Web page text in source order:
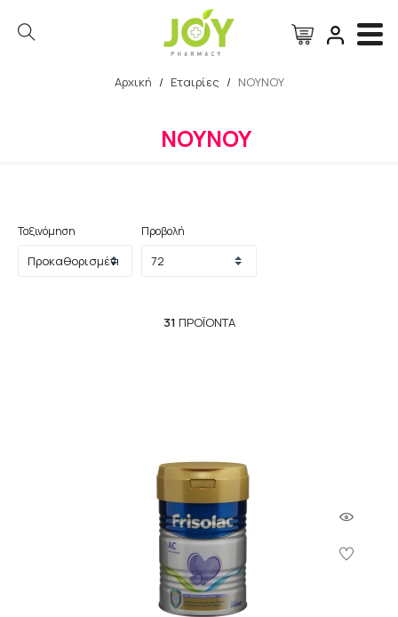
Αρχική / Εταιρίες / ΝΟΥΝΟΥ
ΝΟΥΝΟΥ
Ταξινόμηση Προβολή
31 ΠΡΟΪΌΝΤΑ